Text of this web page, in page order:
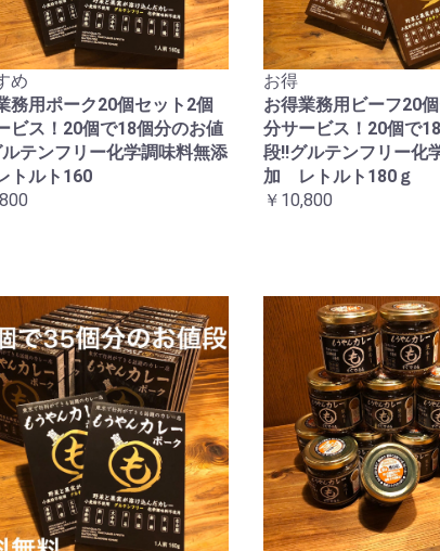
め
務用ポーク20個セット2個
ビス！20個で18個分のお値
テンフリー化学調味料無添
ルト160
お得
お得業務用ビーフ20
分サービス！20個で
段!!グルテンフリー化
加 レトルト180ｇ
￥10,800